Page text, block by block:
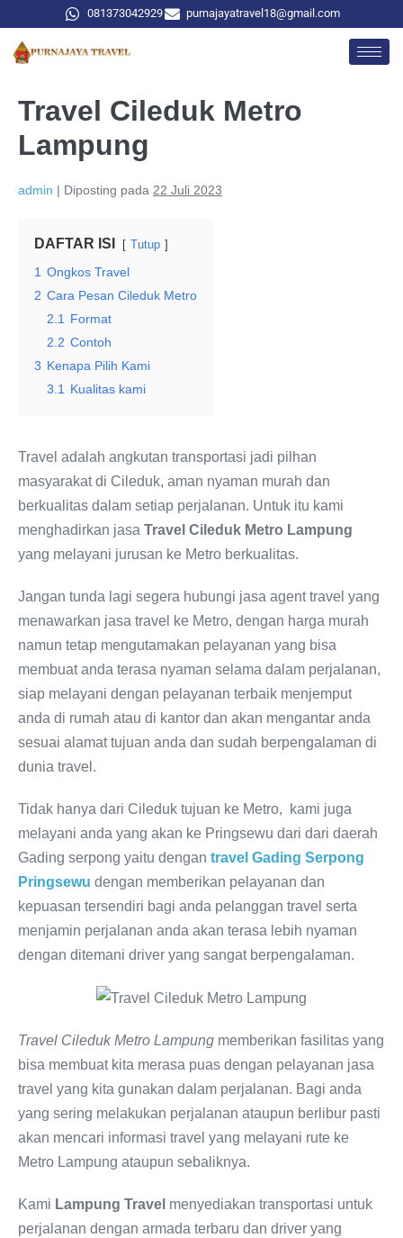
081373042929 purnajayatravel18@gmail.com
Travel Cileduk Metro
Lampung
admin | Diposting pada 22 Juli 2023
DAFTAR ISI Tutup
1 Ongkos Travel
2 Cara Pesan Cileduk Metro
2.1
Format
2.2 Contoh
3 Kenapa Pilih Kami
3.1
Kualitas kami
Travel adalah angkutan transportasi jadi pilhan
masyarakat di Cileduk, aman nyaman murah dan
berkualitas dalam setiap perjalanan. Untuk itu kami
menghadirkan jasa Travel Cileduk Metro Lampung
yang melayani jurusan ke Metro berkualitas.
Jangan tunda lagi segera hubungi jasa agent travel yang
menawarkan jasa travel ke Metro, dengan harga murah
namun tetap mengutamakan pelayanan yang bisa
membuat anda terasa nyaman selama dalam perjalanan,
siap melayani dengan pelayanan terbaik menjemput
anda di rumah atau di kantor dan akan mengantar anda
sesuai alamat tujuan anda dan sudah berpengalaman di
dunia travel.
Tidak hanya dari Cileduk tujuan ke Metro, kami juga
melayani anda yang akan ke Pringsewu dari dari daerah
Gading serpong yaitu dengan travel Gading Serpong
Pringsewu dengan memberikan pelayanan dan
kepuasan tersendiri bagi anda pelanggan travel serta
menjamin perjalanan anda akan terasa lebih nyaman
dengan ditemani driver yang sangat berpengalaman.
Travel Cileduk Metro Lampung memberikan fasilitas yang
bisa membuat kita merasa puas dengan pelayanan jasa
travel yang kita gunakan dalam perjalanan. Bagi anda
yang sering melakukan perjalanan ataupun berlibur pasti
akan mencari informasi travel yang melayani rute ke
Metro Lampung ataupun sebaliknya.
Kami Lampung Travel menyediakan transportasi untuk
perjalanan dengan armada terbaru dan driver yang